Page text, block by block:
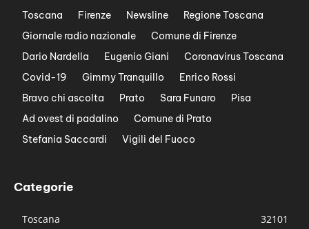
Toscana Firenze Newsline
Regione Toscana
Giornale radio nazionale
Comune di Firenze
Dario Nardella
Eugenio Giani
Coronavirus Toscana
Covid-19
Gimmy Tranquillo
Enrico Rossi
Bravo chi ascolta
Prato Sara Funaro
Pisa
Ad ovest di padalino
Comune di Prato
Stefania Saccardi
Vigili del Fuoco
Categorie
Toscana
32101